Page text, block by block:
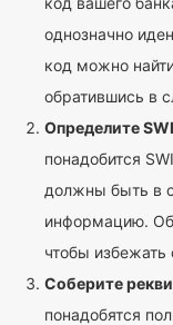
однозначно
код можно
обратившись в
Определите
понадобится
должны быть в
информацию.
чтобы избежать
Соберите
понадобятся